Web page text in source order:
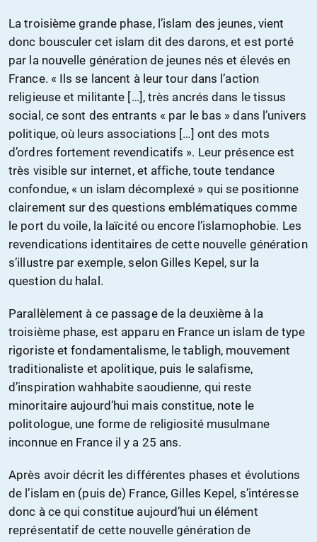
La troisième grande phase, l’islam des jeunes, vient
donc bousculer cet islam dit des darons, et est porté
par la nouvelle génération de jeunes nés et élevés en
France. « Ils se lancent à leur tour dans l’action
religieuse et militante […], très ancrés dans le tissus
social, ce sont des entrants « par le bas » dans l’univers
politique, où leurs associations […] ont des mots
d’ordres fortement revendicatifs ». Leur présence est
très visible sur internet, et affiche, toute tendance
confondue, « un islam décomplexé » qui se positionne
clairement sur des questions emblématiques comme
le port du voile, la laïcité ou encore l’islamophobie. Les
revendications identitaires de cette nouvelle génération
s’illustre par exemple, selon Gilles Kepel, sur la
question du halal.
Parallèlement à ce passage de la deuxième à la
troisième phase, est apparu en France un islam de type
rigoriste et fondamentalisme, le tabligh, mouvement
traditionaliste et apolitique, puis le salafisme,
d’inspiration wahhabite saoudienne, qui reste
minoritaire aujourd’hui mais constitue, note le
politologue, une forme de religiosité musulmane
inconnue en France il y a 25 ans.
Après avoir décrit les différentes phases et évolutions
de l’islam en (puis de) France, Gilles Kepel, s’intéresse
donc à ce qui constitue aujourd’hui un élément
représentatif de cette nouvelle génération de